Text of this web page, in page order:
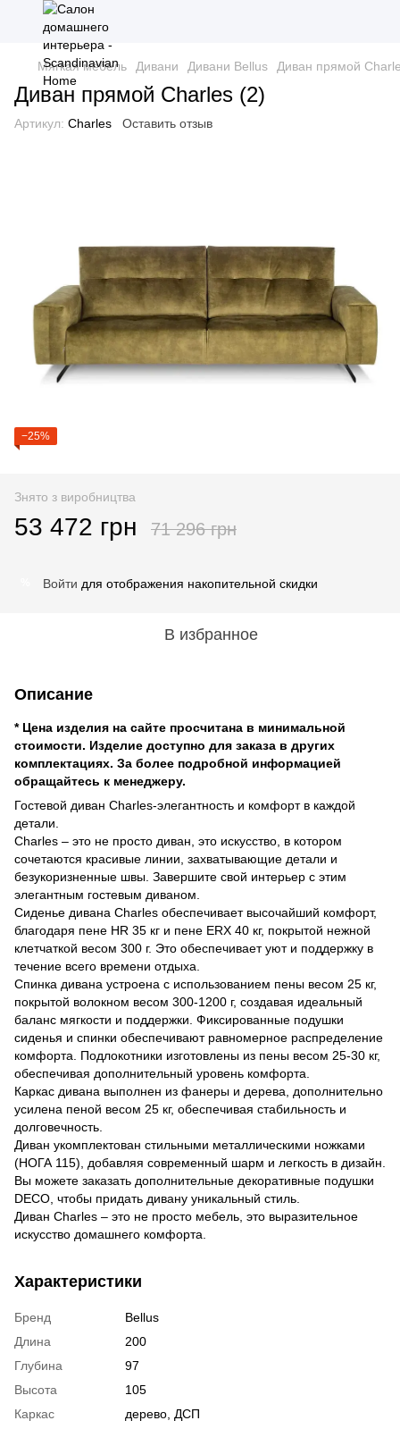
Мягкая мебель Дивани Дивани Bellus Диван прямой
Диван прямой Charles (2)
Артикул: Charles Оставить отзыв
−25%
Знято з виробництва
53 472 грн 71 296 грн
Войти для отображения накопительной скидки
В избранное
Описание
* Цена изделия на сайте просчитана в минимальной
стоимости. Изделие доступно для заказа в других
комплектациях. За более подробной информацией
обращайтесь к менеджеру.
Гостевой диван Charles-элегантность и комфорт в каждой
детали.
Charles – это не просто диван, это искусство, в котором
сочетаются красивые линии, захватывающие детали и
безукоризненные швы. Завершите свой интерьер с этим
элегантным гостевым диваном.
Сиденье дивана Charles обеспечивает высочайший комфорт,
благодаря пене HR 35 кг и пене ERX 40 кг, покрытой нежной
клетчаткой весом 300 г. Это обеспечивает уют и поддержку в
течение всего времени отдыха.
Спинка дивана устроена с использованием пены весом 25 кг,
покрытой волокном весом 300-1200 г, создавая идеальный
баланс мягкости и поддержки. Фиксированные подушки
сиденья и спинки обеспечивают равномерное распределение
комфорта. Подлокотники изготовлены из пены весом 25-30 кг,
обеспечивая дополнительный уровень комфорта.
Каркас дивана выполнен из фанеры и дерева, дополнительно
усилена пеной весом 25 кг, обеспечивая стабильность и
долговечность.
Диван укомплектован стильными металлическими ножками
(НОГА 115), добавляя современный шарм и легкость в дизайн.
Вы можете заказать дополнительные декоративные подушки
DECO, чтобы придать дивану уникальный стиль.
Диван Charles – это не просто мебель, это выразительное
искусство домашнего комфорта.
Характеристики
Бренд
Bellus
Длина
200
Глубина
97
Высота
105
Каркас
дерево, ДСП